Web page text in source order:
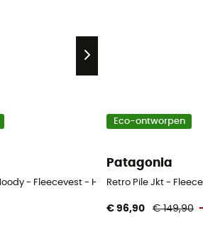
- Fleecevest - Heren
Eco-ontworpen
Patagonia
Retro Pile Jkt -
€ 96,90 € 149,90